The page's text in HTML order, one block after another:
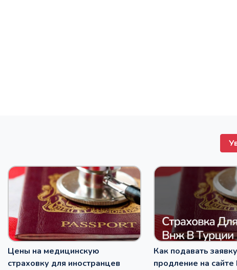
Цены на медицинскую
страховку для иностранцев
Как подавать
продление на сайте